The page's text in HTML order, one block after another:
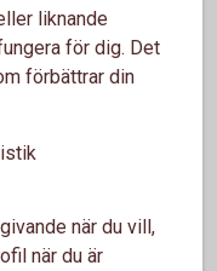
liknande
för dig. Det
förbättrar din
när du vill,
när du är